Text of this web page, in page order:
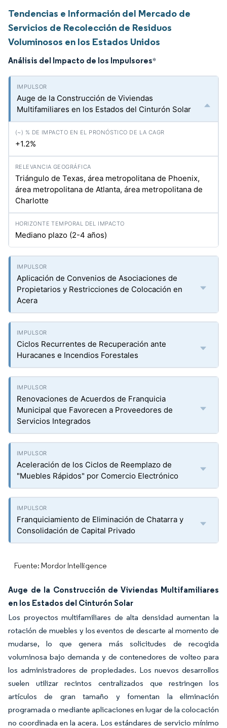
Tendencias e Información del Mercado de
Servicios de Recolección de Residuos
Voluminosos en los Estados Unidos
Análisis del Impacto de los Impulsores*
Auge de la Construcción de Viviendas
Multifamiliares en los Estados del Cinturón Solar
+1.2%
Triángulo de Texas, área metropolitana de Phoenix,
área metropolitana de Atlanta, área metropolitana de
Charlotte
Mediano plazo (2-4 años)
Aplicación de Convenios de Asociaciones de
Propietarios y Restricciones de Colocación en
Acera
Ciclos Recurrentes de Recuperación ante
Huracanes e Incendios Forestales
Renovaciones de Acuerdos de Franquicia
Municipal que Favorecen a Proveedores de
Servicios Integrados
Aceleración de los Ciclos de Reemplazo de
"Muebles Rápidos" por Comercio Electrónico
Franquiciamiento de Eliminación de Chatarra y
Consolidación de Capital Privado
Fuente: Mordor Intelligence
Auge de la Construcción de Viviendas Multifamiliares
en los Estados del Cinturón Solar
Los proyectos multifamiliares de alta densidad aumentan la
rotación de muebles y los eventos de descarte al momento de
mudarse, lo que genera más solicitudes de recogida
voluminosa bajo demanda y de contenedores de volteo para
los administradores de propiedades. Los nuevos desarrollos
suelen utilizar recintos centralizados que restringen los
artículos de gran tamaño y fomentan la eliminación
programada o mediante aplicaciones en lugar de la colocación
no coordinada en la acera. Los estándares de servicio mínimo